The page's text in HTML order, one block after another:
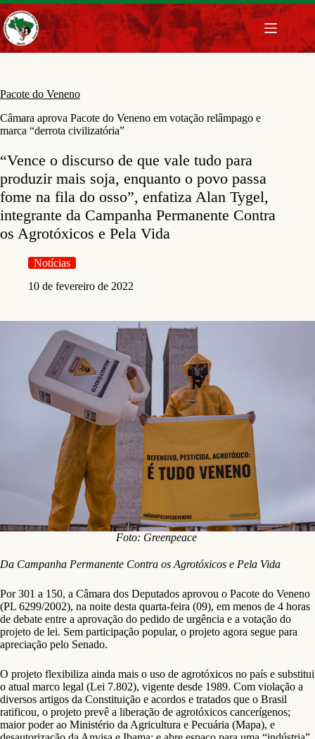
Pular
para
o
conteúdo
Pacote do Veneno
Câmara aprova Pacote do Veneno em votação relâmpago e
marca “derrota civilizatória”
“Vence o discurso de que vale tudo para
produzir mais soja, enquanto o povo passa
fome na fila do osso”, enfatiza Alan Tygel,
integrante da Campanha Permanente Contra
os Agrotóxicos e Pela Vida
Notícias
10 de fevereiro de 2022
Foto: Greenpeace
Da Campanha Permanente Contra os Agrotóxicos e Pela Vida
Por 301 a 150, a Câmara dos Deputados aprovou o Pacote do Veneno
(PL 6299/2002), na noite desta quarta-feira (09), em menos de 4 horas
de debate entre a aprovação do pedido de urgência e a votação do
projeto de lei. Sem participação popular, o projeto agora segue para
apreciação pelo Senado.
O projeto flexibiliza ainda mais o uso de agrotóxicos no país e substitui
o atual marco legal (Lei 7.802), vigente desde 1989. Com violação a
diversos artigos da Constituição e acordos e tratados que o Brasil
ratificou, o projeto prevê a liberação de agrotóxicos cancerígenos;
maior poder ao Ministério da Agricultura e Pecuária (Mapa), e